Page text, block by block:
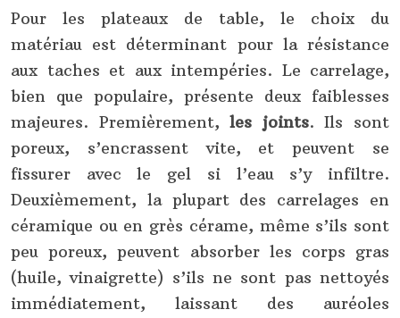
Pour les plateaux de table, le choix du
matériau est déterminant pour la résistance
aux taches et aux intempéries. Le carrelage,
bien que populaire, présente deux faiblesses
majeures. Premièrement,les joints. Ils sont
poreux, s’encrassent vite, et peuvent se
fissurer avec le gel si l’eau s’y infiltre.
Deuxièmement, la plupart des carrelages en
céramique ou en grès cérame, même s’ils sont
peu poreux, peuvent absorber les corps gras
(huile, vinaigrette) s’ils ne sont pas nettoyés
immédiatement, laissant des auréoles